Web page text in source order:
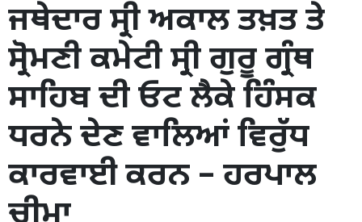
ਜਥੇਦਾਰ ਸ੍ਰੀ ਅਕਾਲ ਤਖ਼ਤ ਤੇ
ਸ੍ਰੋਮਣੀ ਕਮੇਟੀ ਸ੍ਰੀ ਗੁਰੂ ਗ੍ਰੰਥ
ਸਾਹਿਬ ਦੀ ਓਟ ਲੈਕੇ ਹਿੰਸਕ
ਧਰਨੇ ਦੇਣ ਵਾਲਿਆਂ ਵਿਰੁੱਧ
ਕਾਰਵਾਈ ਕਰਨ – ਹਰਪਾਲ